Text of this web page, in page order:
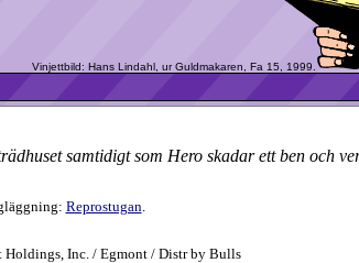
samtidigt som Hero skadar ett ben och
Reprostugan
Inc. / Egmont / Distr by Bulls